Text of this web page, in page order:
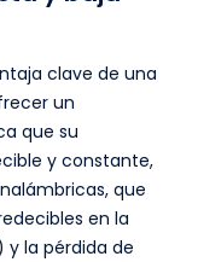
clave de una
un
que su
y constante,
que
en la
la pérdida de